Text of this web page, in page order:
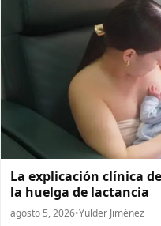
La explicación clínica
la huelga de lactancia
agosto 5, 2026•Yulder Jiménez